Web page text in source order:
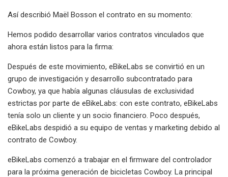
Así describió Maël Bosson el contrato en su momento:
Hemos podido desarrollar varios contratos vinculados que
ahora están listos para la firma:
Después de este movimiento, eBikeLabs se convirtió en un
grupo de investigación y desarrollo subcontratado para
Cowboy, ya que había algunas cláusulas de exclusividad
estrictas por parte de eBikeLabs: con este contrato, eBikeLabs
tenía solo un cliente y un socio financiero. Poco después,
eBikeLabs despidió a su equipo de ventas y marketing debido al
contrato de Cowboy.
eBikeLabs comenzó a trabajar en el firmware del controlador
para la próxima generación de bicicletas Cowboy. La principal